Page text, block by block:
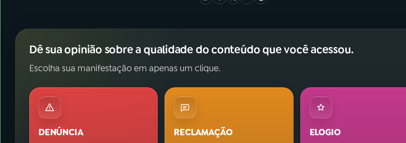
Dê sua opinião sobre a qualidade do conteúdo que você acessou.
Escolha sua manifestação em apenas um clique.
DENÚNCIA RECLAMAÇÃO ELOGIO